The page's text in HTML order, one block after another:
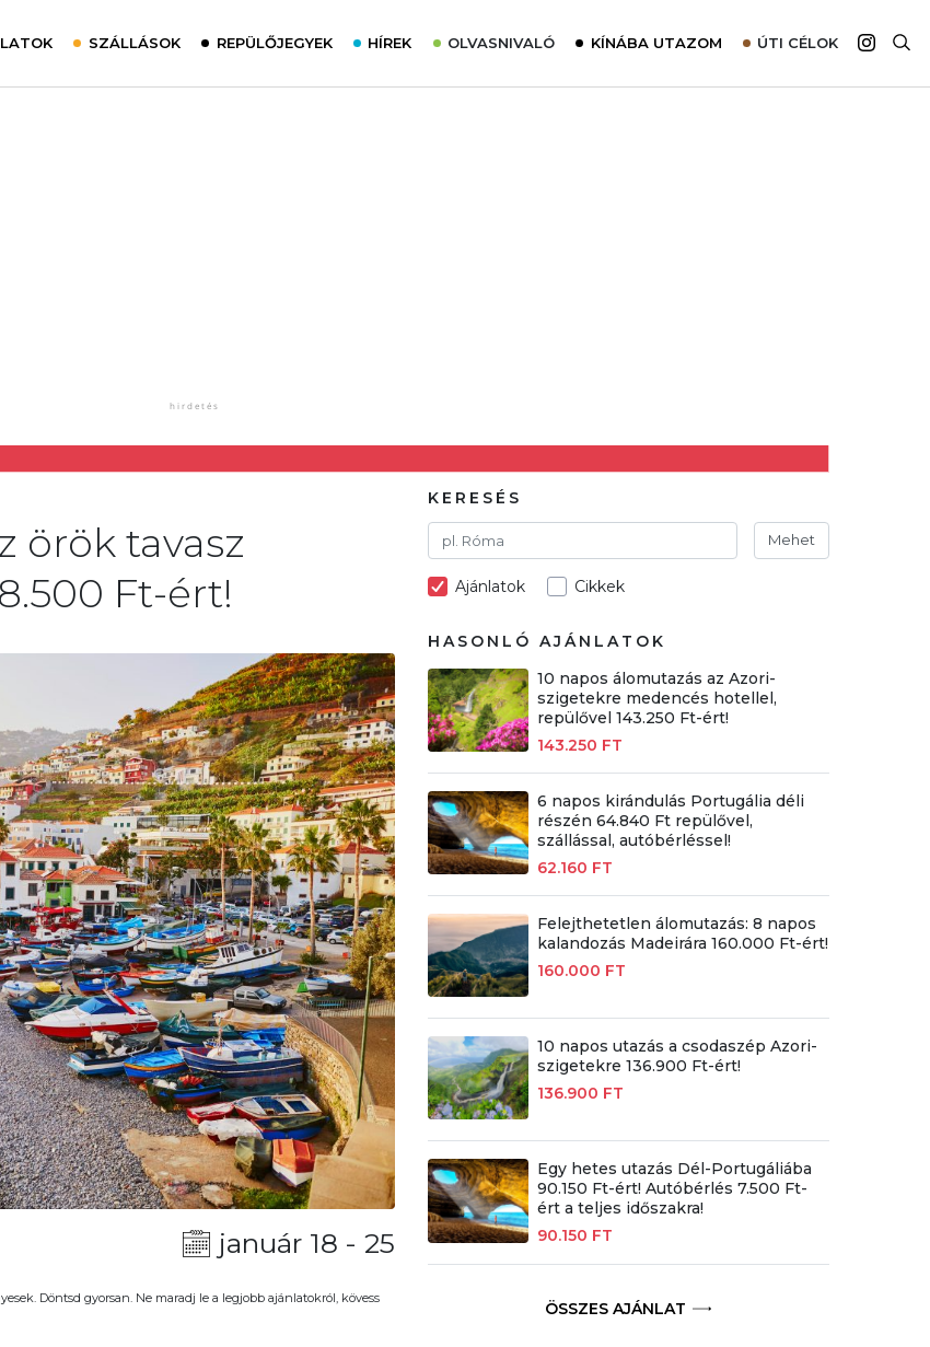
SZÁLLÁSOK REPÜLŐJEGYEK HÍREK OLVASNIVALÓ KÍNÁBA UTAZOM ÚTI CÉLOK
örök tavasz
Ft-ért!
január 18 - 25
Döntsd gyorsan. Ne maradj le a legjobb ajánlatokról, kövess
KERESÉS
Mehet
Ajánlatok Cikkek
HASONLÓ AJÁNLATOK
10 napos álomutazás az Azori-
szigetekre medencés hotellel,
repülővel 143.250 Ft-ért!
143.250 FT
6 napos kirándulás Portugália déli
részén 64.840 Ft repülővel,
szállással, autóbérléssel!
62.160 FT
Felejthetetlen álomutazás: 8 napos
kalandozás Madeirára 160.000 Ft-ért!
160.000 FT
10 napos utazás a csodaszép Azori-
szigetekre 136.900 Ft-ért!
136.900 FT
Egy hetes utazás Dél-Portugáliába
90.150 Ft-ért! Autóbérlés 7.500 Ft-
ért a teljes időszakra!
90.150 FT
ÖSSZES AJÁNLAT